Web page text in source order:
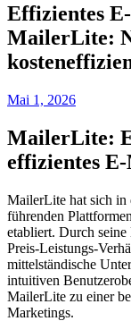
Effizientes
MailerLite:
Posted
Mai 1, 2026
MailerLite:
effizientes
MailerLite hat sich in
führenden
etabliert. Durch
Preis-Leistungs-
mittelständische
intuitiven
MailerLite zu einer
Marketings.